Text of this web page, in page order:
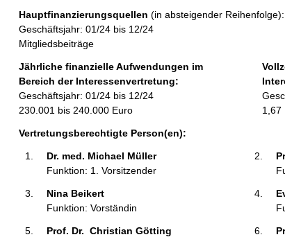
l
t
t
f
o
r
m
e
Hauptfinanzierungsquellen (in absteigender Reihenfolge):
Geschäftsjahr: 01/24 bis 12/24
Mitgliedsbeiträge
Jährliche finanzielle Aufwendungen im
Bereich der Interessenvertretung:
Geschäftsjahr: 01/24 bis 12/24
230.001 bis 240.000 Euro
1,67
Vertretungsberechtigte Person(en):
Dr. med. Michael Müller
Funktion: 1. Vorsitzender
Nina Beikert
Funktion: Vorständin
Prof. Dr.  Christian Götting